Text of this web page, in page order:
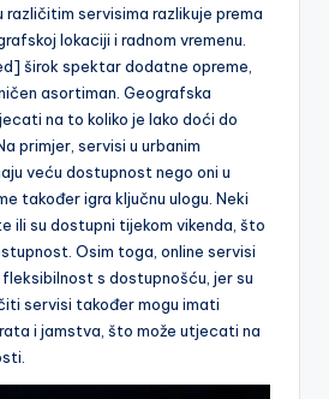
servisima razlikuje prema
lokaciji i radnom vremenu.
širok spektar dodatne opreme,
asortiman. Geografska
na to koliko je lako doći do
primjer, servisi u urbanim
veću dostupnost nego oni u
također igra ključnu ulogu. Neki
ili su dostupni tijekom vikenda, što
Osim toga, online servisi
s dostupnošću, jer su
servisi također mogu imati
i jamstva, što može utjecati na